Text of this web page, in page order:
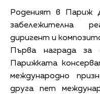
Роденият в Париж
забележителна
диригент и
Първа награда за
Парижката
международно
друга пет